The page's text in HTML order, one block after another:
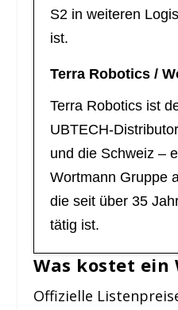
S2 in weiteren
ist.
Terra Robotics /
Terra Robotics ist
UBTECH-
und die Schweiz –
Wortmann Gruppe
die seit über 35
tätig ist.
Was kostet ein
Offizielle